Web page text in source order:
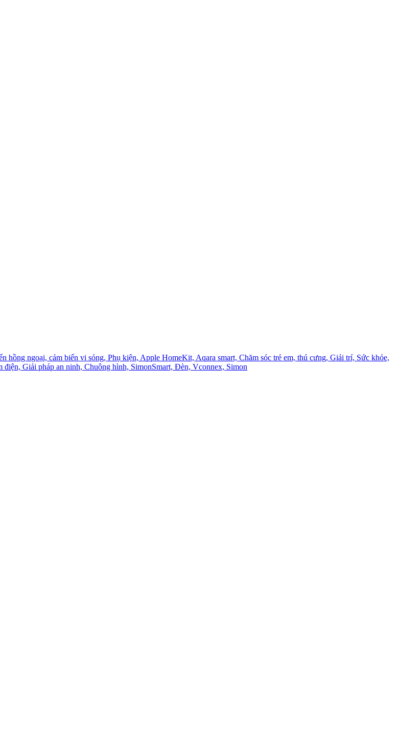
hồng ngoại, cảm biến vi sóng, Phụ kiện, Apple HomeKit, Aqara smart, Chăm sóc trẻ em, thú cưng, Giải trí, Sức khỏe,
điện, Giải pháp an ninh, Chuông hình, SimonSmart, Đèn, Vconnex, Simon